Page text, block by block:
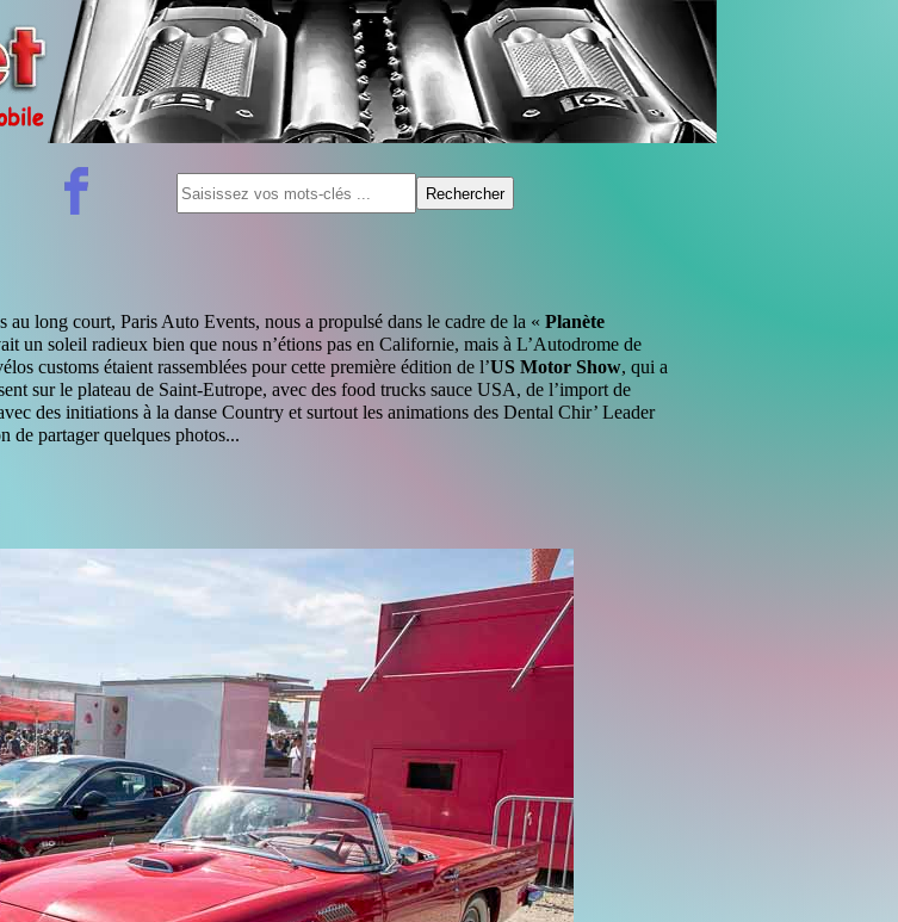
au long court, Paris Auto Events, nous a propulsé dans le cadre de la «Planète
un soleil radieux bien que nous n’étions pas en Californie, mais à L’Autodrome de
customs étaient rassemblées pour cette première édition de l’US Motor Show, qui a
sur le plateau de Saint-Eutrope, avec des food trucks sauce USA, de l’import de
des initiations à la danse Country et surtout les animations des Dental Chir’ Leader
de partager quelques photos...